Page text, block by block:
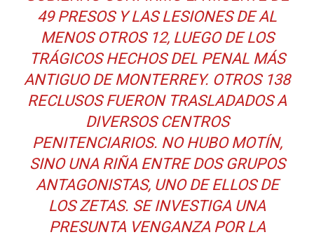
49 PRESOS Y LAS LESIONES DE AL
MENOS OTROS 12, LUEGO DE LOS
TRÁGICOS HECHOS DEL PENAL MÁS
ANTIGUO DE MONTERREY. OTROS 138
RECLUSOS FUERON TRASLADADOS A
DIVERSOS CENTROS
PENITENCIARIOS. NO HUBO MOTÍN,
SINO UNA RIÑA ENTRE DOS GRUPOS
ANTAGONISTAS, UNO DE ELLOS DE
LOS ZETAS. SE INVESTIGA UNA
PRESUNTA VENGANZA POR LA